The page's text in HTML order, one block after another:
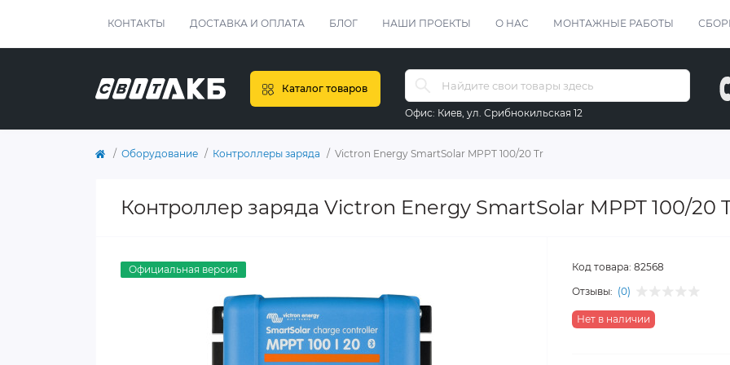
КОНТАКТЫ ДОСТАВКА И ОПЛАТА БЛОГ НАШИ ПРОЕКТЫ О НАС МОНТАЖНЫЕ РАБОТЫ
Каталог товаров
Офис: Киев, ул. Срибнокильская 12
Оборудование Контроллеры заряда Victron Energy SmartSolar MPPT 100/20 Tr
Контроллер заряда Victron Energy SmartSolar MPPT 100/20
Официальная версия Код товара: 82568
Отзывы: (0)
Нет в наличии